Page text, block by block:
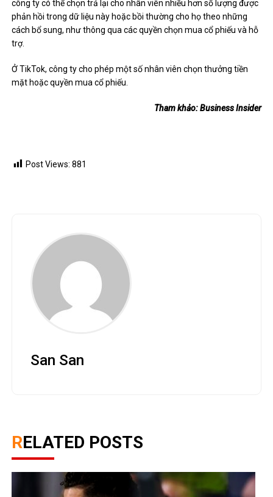
công ty có thể chọn trả lại cho nhân viên nhiều hơn số lượng được
phản hồi trong dữ liệu này hoặc bồi thường cho họ theo những
cách bổ sung, như thông qua các quyền chọn mua cổ phiếu và hỗ
trợ.
Ở TikTok, công ty cho phép một số nhân viên chọn thưởng tiền
mặt hoặc quyền mua cổ phiếu.
Tham khảo: Business Insider
Post Views: 881
San San
RELATED POSTS